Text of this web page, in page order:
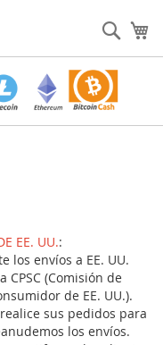
EE. UU.:
los envíos a EE. UU.
(Comisión de
de EE. UU.).
sus pedidos para
los envíos.